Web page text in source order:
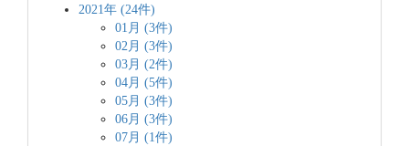
2021年 (24件)
01月 (3件)
02月 (3件)
03月 (2件)
04月 (5件)
05月 (3件)
06月 (3件)
07月 (1件)